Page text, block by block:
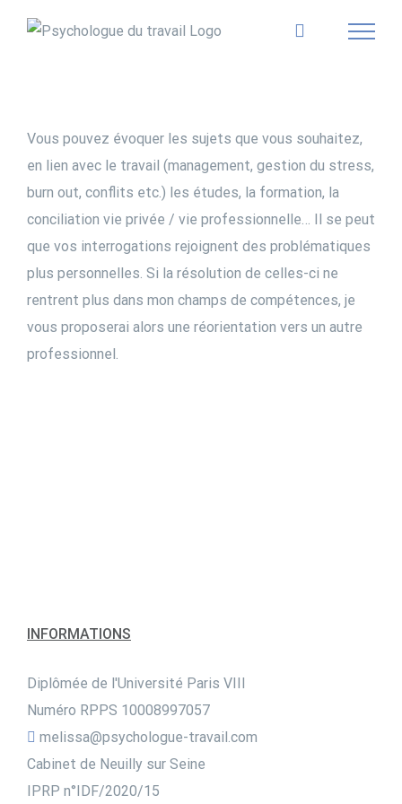
Vous pouvez évoquer les sujets que vous souhaitez,
en lien avec le travail (management, gestion du stress,
burn out, conflits etc.) les études, la formation, la
conciliation vie privée / vie professionnelle… Il se peut
que vos interrogations rejoignent des problématiques
plus personnelles. Si la résolution de celles-ci ne
rentrent plus dans mon champs de compétences, je
vous proposerai alors une réorientation vers un autre
professionnel.
INFORMATIONS
Diplômée de l'Université Paris VIII
Numéro RPPS 10008997057
melissa@psychologue-travail.com
Cabinet de Neuilly sur Seine
IPRP n°IDF/2020/15